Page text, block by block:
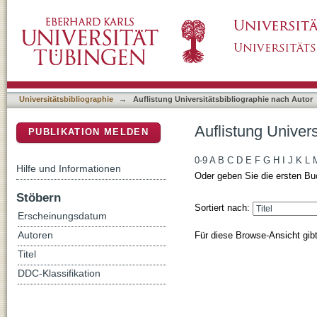
Universitätsbibliographie → Auflistung Universitätsbibliographie nach Autor
Auflistung
0-9 A B C D E F G H J K L
Oder geben Sie die ersten
Sortiert nach:
Für diese Browse-Ansicht
PUBLIKATION MELDEN
Hilfe und Informationen
Stöbern
Erscheinungsdatum
Autoren
Titel
DDC-Klassifikation